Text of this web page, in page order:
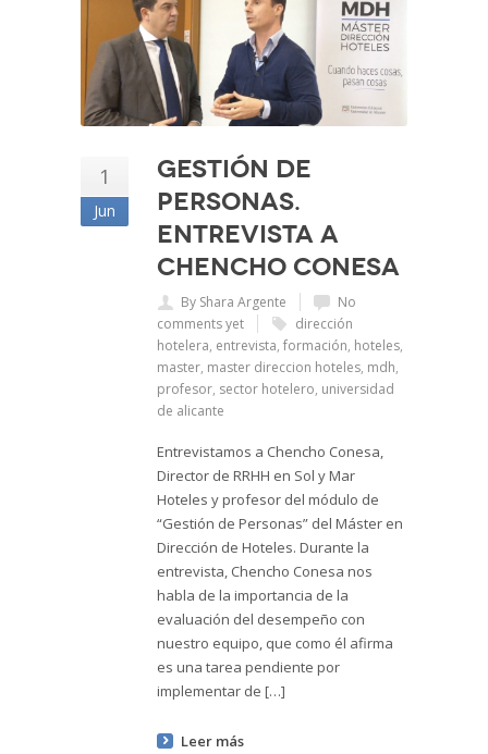
1
Jun
Gestión de
personas.
Entrevista a
Chencho Conesa
By Shara Argente
No
comments yet
dirección
hotelera, entrevista, formación, hoteles,
master, master direccion hoteles, mdh,
profesor, sector hotelero, universidad
de alicante
Entrevistamos a Chencho Conesa,
Director de RRHH en Sol y Mar
Hoteles y profesor del módulo de
“Gestión de Personas” del Máster en
Dirección de Hoteles. Durante la
entrevista, Chencho Conesa nos
habla de la importancia de la
evaluación del desempeño con
nuestro equipo, que como él afirma
es una tarea pendiente por
implementar de […]
Leer más